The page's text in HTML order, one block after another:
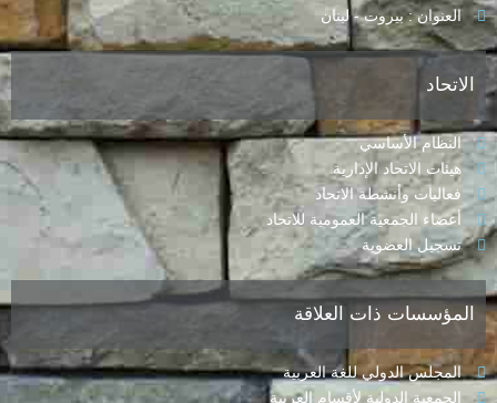
العنوان : بيروت - لبنان
الاتحاد
النظام الأساسي
هيئات الاتحاد الإدارية
فعاليات وأنشطة الاتحاد
أعضاء الجمعية العمومية للاتحاد
تسجيل العضوية
المؤسسات ذات العلاقة
المجلس الدولي للغة العربية
الجمعية الدولية لأقسام العربية